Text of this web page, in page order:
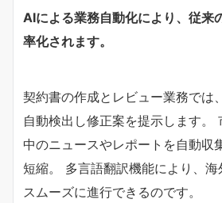
AIによる業務自動化により、従来
率化されます。
契約書の作成とレビュー業務では
自動検出し修正案を提示します。
中のニュースやレポートを自動収
短縮。 多言語翻訳機能により、
スムーズに進行できるのです。